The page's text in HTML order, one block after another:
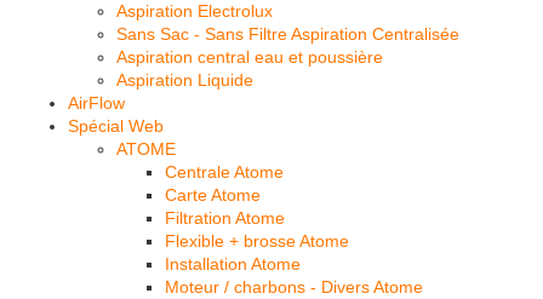
Aspiration Electrolux
Sans Sac - Sans Filtre Aspiration Centralisée
Aspiration central eau et poussière
Aspiration Liquide
AirFlow
Spécial Web
ATOME
Centrale Atome
Carte Atome
Filtration Atome
Flexible + brosse Atome
Installation Atome
Moteur / charbons - Divers Atome